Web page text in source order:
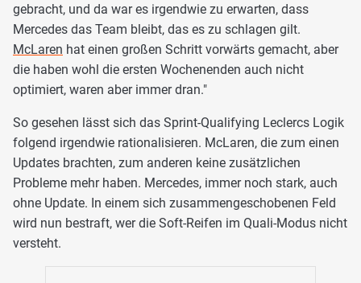
gebracht, und da war es irgendwie zu erwarten, dass
Mercedes das Team bleibt, das es zu schlagen gilt.
McLaren hat einen großen Schritt vorwärts gemacht, aber
die haben wohl die ersten Wochenenden auch nicht
optimiert, waren aber immer dran."
So gesehen lässt sich das Sprint-Qualifying Leclercs Logik
folgend irgendwie rationalisieren. McLaren, die zum einen
Updates brachten, zum anderen keine zusätzlichen
Probleme mehr haben. Mercedes, immer noch stark, auch
ohne Update. In einem sich zusammengeschobenen Feld
wird nun bestraft, wer die Soft-Reifen im Quali-Modus nicht
versteht.